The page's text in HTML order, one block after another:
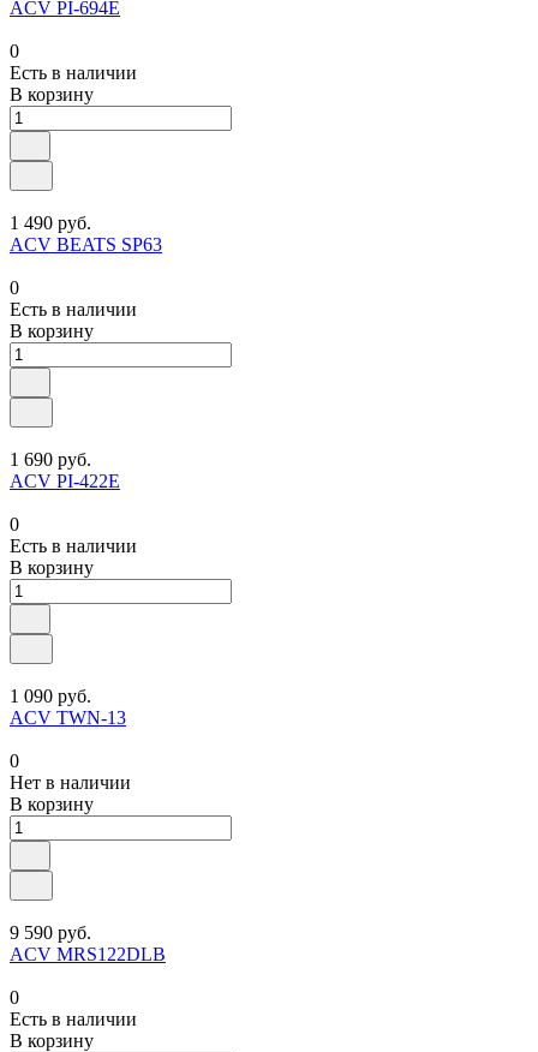
ACV PI-694E
0
Есть в наличии
В корзину
1 490 руб.
ACV BEATS SP63
0
Есть в наличии
В корзину
1 690 руб.
ACV PI-422E
0
Есть в наличии
В корзину
1 090 руб.
ACV TWN-13
0
Нет в наличии
В корзину
9 590 руб.
ACV MRS122DLB
0
Есть в наличии
В корзину